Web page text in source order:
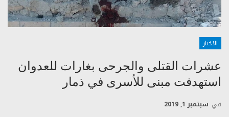
الاخبار
عشرات القتلى والجرحى بغارات للعدوان
استهدفت مبنى للأسرى في ذمار
في سبتمبر 1, 2019